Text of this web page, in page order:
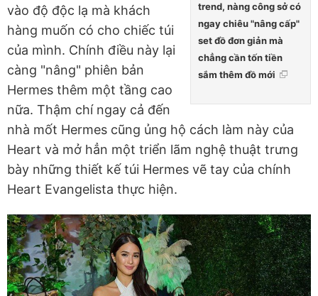
trend, nàng công sở có
ngay chiêu "nâng cấp"
set đồ đơn giản mà
chẳng cần tốn tiền
sắm thêm đồ mới
vào độ độc lạ mà khách
hàng muốn có cho chiếc túi
của mình. Chính điều này lại
càng "nâng" phiên bản
Hermes thêm một tầng cao
nữa. Thậm chí ngay cả đến
nhà mốt Hermes cũng ủng hộ cách làm này của
Heart và mở hẳn một triển lãm nghệ thuật trưng
bày những thiết kế túi Hermes vẽ tay của chính
Heart Evangelista thực hiện.